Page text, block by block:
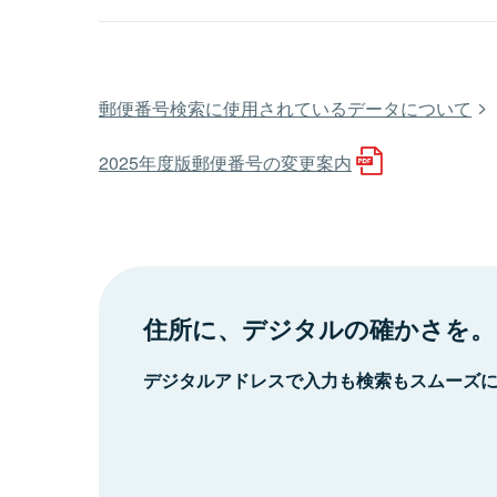
郵便番号検索に使用されているデータについて
2025年度版郵便番号の変更案内
住所に、デジタルの確かさを。
デジタルアドレスで入力も検索もスムーズ